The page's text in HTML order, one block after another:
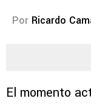
Por Ricardo
El momento